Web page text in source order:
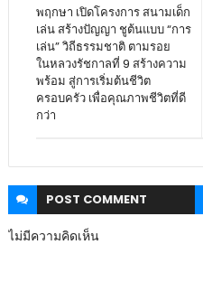
พฤกษา เปิดโครงการ สนามเด็ก
เล่น สร้างปัญญา ชูต้นแบบ “การ
เล่น” วิถีธรรมชาติ ตามรอย
ในหลวงรัชกาลที่ 9 สร้างความ
พร้อม สู่การเริ่มต้นชีวิต
ครอบครัว เพื่อคุณภาพชีวิตที่ดี
กว่า
POST COMMENT
ไม่มีความคิดเห็น